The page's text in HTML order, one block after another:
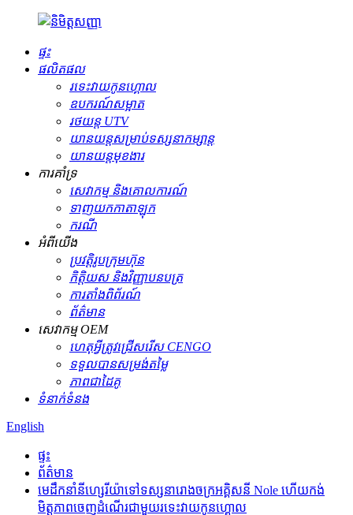
ផ្ទះ
ផលិតផល
រទេះ​វាយ​កូន​ហ្គោល
ឧបករណ៍សម្អាត
រថយន្ត UTV
យានយន្ត​សម្រាប់​ទស្សនា​កម្សាន្ត
យានយន្តមុខងារ
ការគាំទ្រ
សេវាកម្ម និងគោលការណ៍
ទាញយកកាតាឡុក
ករណី
អំពីយើង
ប្រវត្តិរូបក្រុមហ៊ុន
កិត្តិយស និងវិញ្ញាបនបត្រ
ការតាំងពិព័រណ៍
ព័ត៌មាន
សេវាកម្ម OEM
ហេតុអ្វីត្រូវជ្រើសរើស CENGO
ទទួលបានសម្រង់តម្លៃ
ភាពជាដៃគូ
ទំនាក់ទំនង
English
ផ្ទះ
ព័ត៌មាន
មេដឹកនាំនីហ្សេរីយ៉ាទៅទស្សនារោងចក្រអគ្គិសនី Nole ហើយកង់
មិត្តភាពចេញដំណើរជាមួយរទេះវាយកូនហ្គោល